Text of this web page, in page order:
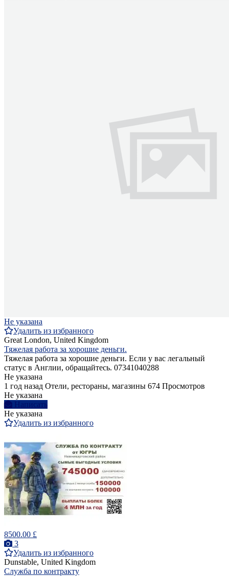
Не указана
Удалить из избранного
Great London, United Kingdom
Тяжелая работа за хорошие деньги.
Тяжелая работа за хорошие деньги. Если у вас легальный
статус в Англии, обращайтесь. 07341040288
Не указана
1 год назад Отели, рестораны, магазины 674 Просмотров
Не указана
Написать
Не указана
Удалить из избранного
8500.00 £
3
Удалить из избранного
Dunstable, United Kingdom
Служба по контракту